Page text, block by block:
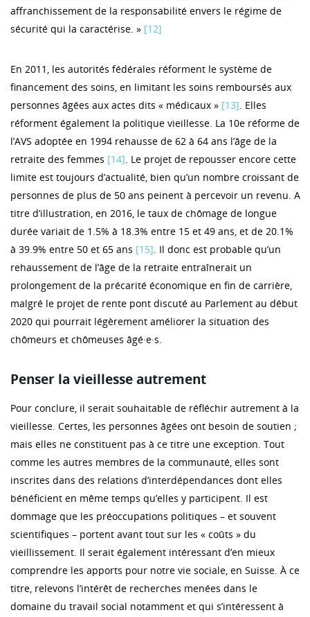
affranchissement de la responsabilité envers le régime de
sécurité qui la caractérise. » [12]
En 2011, les autorités fédérales réforment le système de
financement des soins, en limitant les soins remboursés aux
personnes âgées aux actes dits « médicaux » [13]. Elles
réforment également la politique vieillesse. La 10e réforme de
l’AVS adoptée en 1994 rehausse de 62 à 64 ans l’âge de la
retraite des femmes [14]. Le projet de repousser encore cette
limite est toujours d’actualité, bien qu’un nombre croissant de
personnes de plus de 50 ans peinent à percevoir un revenu. A
titre d’illustration, en 2016, le taux de chômage de longue
durée variait de 1.5% à 18.3% entre 15 et 49 ans, et de 20.1%
à 39.9% entre 50 et 65 ans [15]. Il donc est probable qu’un
rehaussement de l’âge de la retraite entraînerait un
prolongement de la précarité économique en fin de carrière,
malgré le projet de rente pont discuté au Parlement au début
2020 qui pourrait légèrement améliorer la situation des
chômeurs et chômeuses âgé·e·s.
Penser la vieillesse autrement
Pour conclure, il serait souhaitable de réfléchir autrement à la
vieillesse. Certes, les personnes âgées ont besoin de soutien ;
mais elles ne constituent pas à ce titre une exception. Tout
comme les autres membres de la communauté, elles sont
inscrites dans des relations d’interdépendances dont elles
bénéficient en même temps qu’elles y participent. Il est
dommage que les préoccupations politiques – et souvent
scientifiques – portent avant tout sur les « coûts » du
vieillissement. Il serait également intéressant d’en mieux
comprendre les apports pour notre vie sociale, en Suisse. À ce
titre, relevons l’intérêt de recherches menées dans le
domaine du travail social notamment et qui s’intéressent à